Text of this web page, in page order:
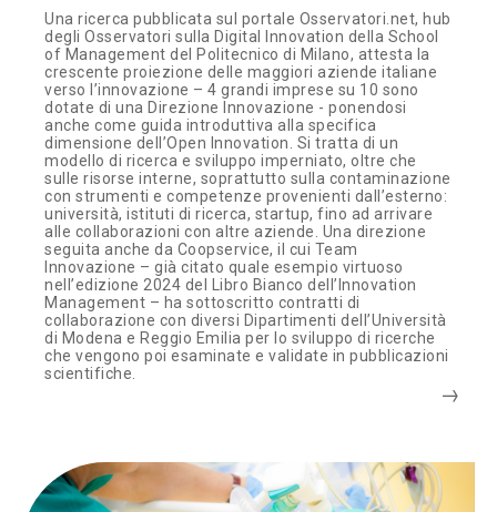
Una ricerca pubblicata sul portale Osservatori.net, hub
degli Osservatori sulla Digital Innovation della School
of Management del Politecnico di Milano, attesta la
crescente proiezione delle maggiori aziende italiane
verso l’innovazione – 4 grandi imprese su 10 sono
dotate di una Direzione Innovazione - ponendosi
anche come guida introduttiva alla specifica
dimensione dell’Open Innovation. Si tratta di un
modello di ricerca e sviluppo imperniato, oltre che
sulle risorse interne, soprattutto sulla contaminazione
con strumenti e competenze provenienti dall’esterno:
università, istituti di ricerca, startup, fino ad arrivare
alle collaborazioni con altre aziende. Una direzione
seguita anche da Coopservice, il cui Team
Innovazione – già citato quale esempio virtuoso
nell’edizione 2024 del Libro Bianco dell’Innovation
Management – ha sottoscritto contratti di
collaborazione con diversi Dipartimenti dell’Università
di Modena e Reggio Emilia per lo sviluppo di ricerche
che vengono poi esaminate e validate in pubblicazioni
scientifiche.